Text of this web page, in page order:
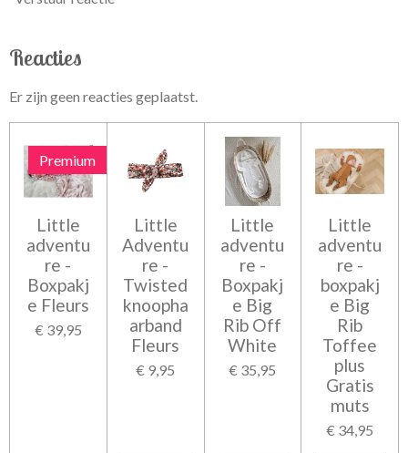
Reacties
Er zijn geen reacties geplaatst.
Premium
Little
adventu
re -
Boxpakj
e Fleurs
€ 39,95
Little
Adventu
re -
Twisted
knoopha
arband
Fleurs
€ 9,95
Little
adventu
re -
Boxpakj
e Big
Rib Off
White
€ 35,95
Little
adventu
re -
boxpakj
e Big
Rib
Toffee
plus
Gratis
muts
€ 34,95